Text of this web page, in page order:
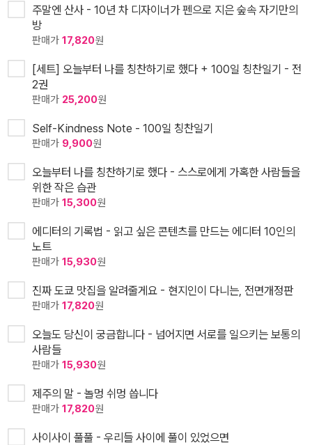
주말엔 산사 - 10년 차 디자이너가 펜으로 지은 숲속 자기만의
방
판매가 17,820원
[세트] 오늘부터 나를 칭찬하기로 했다 + 100일 칭찬일기 - 전
2권
판매가 25,200원
Self-Kindness Note - 100일 칭찬일기
판매가 9,900원
오늘부터 나를 칭찬하기로 했다 - 스스로에게 가혹한 사람들을
위한 작은 습관
판매가 15,300원
에디터의 기록법 - 읽고 싶은 콘텐츠를 만드는 에디터 10인의
노트
판매가 15,930원
진짜 도쿄 맛집을 알려줄게요 - 현지인이 다니는, 전면개정판
판매가 17,820원
오늘도 당신이 궁금합니다 - 넘어지면 서로를 일으키는 보통의
사람들
판매가 15,930원
제주의 말 - 놀멍 쉬멍 씁니다
판매가 17,820원
사이사이 풀풀 - 우리들 사이에 풀이 있었으면